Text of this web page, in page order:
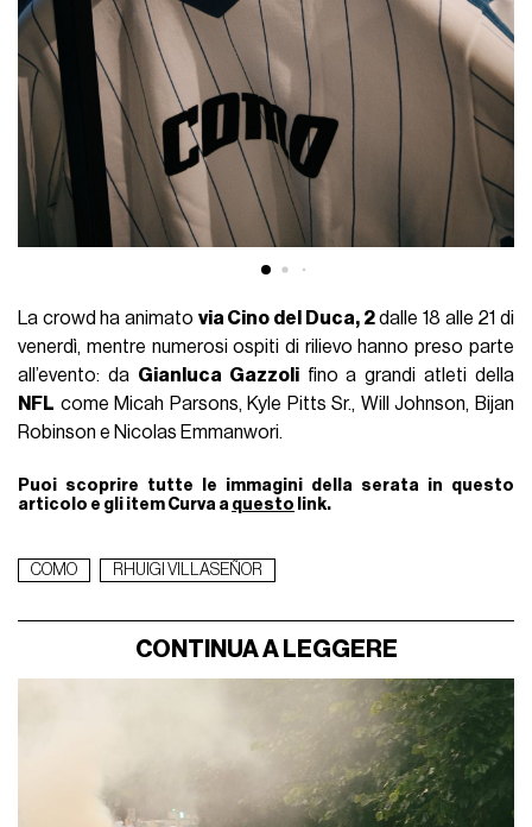
La crowd ha animato via Cino del Duca, 2dalle 18 alle 21 di
venerdì, mentre numerosi ospiti di rilievo hanno preso parte
all’evento: da Gianluca Gazzolifino a grandi atleti della
NFL come Micah Parsons, Kyle Pitts Sr., Will Johnson, Bijan
Robinson e Nicolas Emmanwori.
Puoi scoprire tutte le immagini della serata in questo
articolo e gli item Curva a questo link.
COMO RHUIGI VILLASEÑOR
CONTINUA A LEGGERE